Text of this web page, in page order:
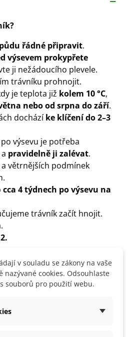
půdu řádné připravit.
výsevem prokypřete
ji nežádoucího plevele.
trávníku prohnojit.
je teplota již kolem 10 °C,
nebo od srpna do září.
docházíke klíčení do 2–3
výsevu je potřeba
a pravidelně ji zalévat.
větrnějších podmínek
cca 4 týdnech po výsevu na
trávník začít hnojit.
v souladu se zákony na vaše
nazývané cookies. Odsouhlaste
souborů pro použití webu.